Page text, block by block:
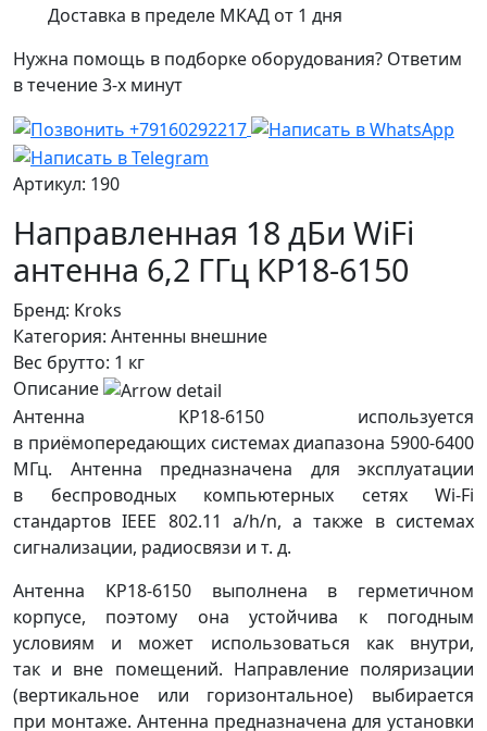
Доставка в пределе МКАД от 1 дня
Нужна помощь в подборке оборудования? Ответим
в течение 3-х минут
Артикул: 190
Направленная 18 дБи WiFi
антенна 6,2 ГГц KP18-6150
Бренд: Kroks
Категория: Антенны внешние
Вес брутто: 1 кг
Описание
Антенна KP18-6150 используется
в приёмопередающих системах диапазона 5900-6400
МГц. Антенна предназначена для эксплуатации
в беспроводных компьютерных сетях Wi-Fi
стандартов IEEE 802.11 a/h/n, а также в системах
сигнализации, радиосвязи и т. д.
Антенна KP18-6150 выполнена в герметичном
корпусе, поэтому она устойчива к погодным
условиям и может использоваться как внутри,
так и вне помещений. Направление поляризации
(вертикальное или горизонтальное) выбирается
при монтаже. Антенна предназначена для установки